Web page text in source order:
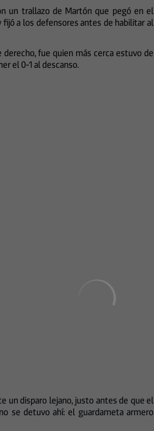
un trallazo de Martón que pegó en el
fijó a los defensores antes de habilitar al
fue quien más cerca estuvo de
el 0-1 al descanso.
un disparo lejano, justo antes de que el
se detuvo ahí: el guardameta armero